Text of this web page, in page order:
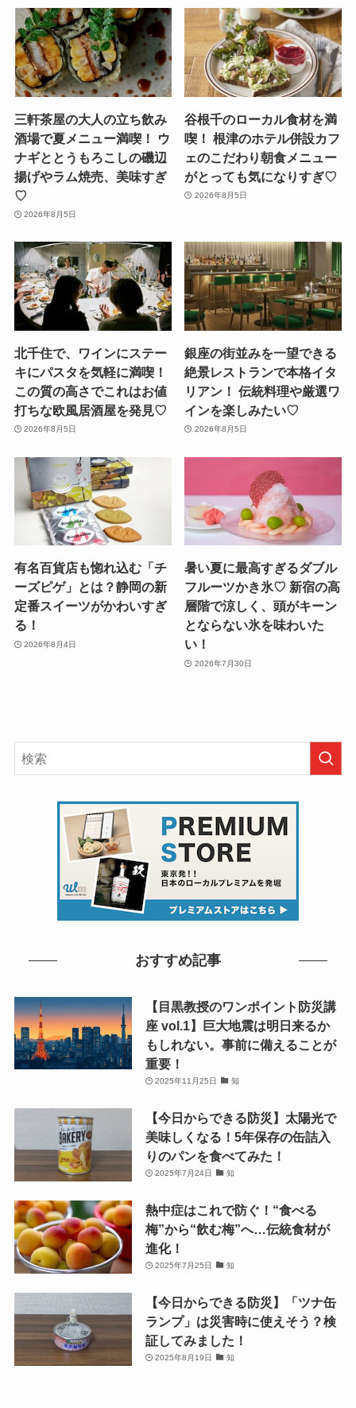
三軒茶屋の大人の立ち飲み
酒場で夏メニュー満喫！ ウ
ナギととうもろこしの磯辺
揚げやラム焼売、美味すぎ
♡
2026年8月5日
谷根千のローカル食材を満
喫！ 根津のホテル併設カフ
ェのこだわり朝食メニュー
がとっても気になりすぎ♡
2026年8月5日
北千住で、ワインにステー
キにパスタを気軽に満喫！
この質の高さでこれはお値
打ちな欧風居酒屋を発見♡
2026年8月5日
銀座の街並みを一望できる
絶景レストランで本格イタ
リアン！ 伝統料理や厳選ワ
インを楽しみたい♡
2026年8月5日
有名百貨店も惚れ込む「チ
ーズピゲ」とは？静岡の新
定番スイーツがかわいすぎ
る！
2026年8月4日
暑い夏に最高すぎるダブル
フルーツかき氷♡ 新宿の高
層階で涼しく、頭がキーン
とならない氷を味わいた
い！
2026年7月30日
おすすめ記事
【目黒教授のワンポイント防災講
座 vol.1】巨大地震は明日来るか
もしれない。事前に備えることが
重要！
2025年11月25日 知
【今日からできる防災】太陽光で
美味しくなる！5年保存の缶詰入
りのパンを食べてみた！
2025年7月24日 知
熱中症はこれで防ぐ！“食べる
梅”から“飲む梅”へ…伝統食材が
進化！
2025年7月25日 知
【今日からできる防災】「ツナ缶
ランプ」は災害時に使えそう？検
証してみました！
2025年8月19日 知